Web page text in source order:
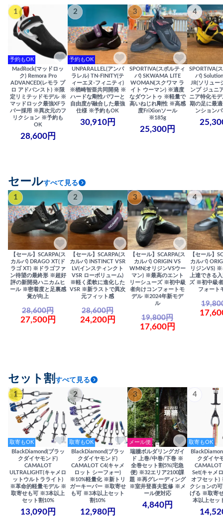
1
予約もOK
MadRock(マッドロッ
ク) Remora Pro
ADVANCED(レモラ プ
ロ アドバンスト) ※限
定リミテッドモデル ※
マッドロック最強XFラ
バー採用 ※異次元のフ
リクション ※予約も
OK
28,600円
2
予約もOK
UNPARALLEL(アンパ
ラレル) TN-FINITY(テ
ィーエヌ-フィニティ)
※楢崎智亜共同開発 ※
ハードな剛性パワーと
自由度が融合した最強
仕様 ※予約もOK
30,910円
3
SPORTIVA(スポルティ
バ) SKWAMA LITE
WOMAN(スクワマ ラ
イト ウーマン) ※適度
なダウントゥ ※軽量で
高いねじれ剛性 ※高感
度FriXionソール
※185g
25,300円
4
SPORTIVA(
バ)
JR(ソリュー
ンプ ジュニ
ニア特化モ
期の足に最
ンション
セールすべて見る
1
【セール】SCARPA(ス
カルパ) DRAGO XT(ド
ラゴ XT) ※ドラゴファ
ン待望の最終形 ※超好
評の新開発ハニカムヒ
ール ※密着度と足裏感
覚が向上
28,600円
27,500円
2
【セール】SCARPA(ス
カルパ) INSTINCT VSR
LV(インスティンクト
VSR ローボリューム)
※軽く柔軟に進化した
VSR ※新ラストで異次
元フィット感
28,600円
24,200円
3
【セール】SCARPA(ス
カルパ) ORIGIN VS
WMN(オリジンVSウー
マン) ※最高のエント
リーシューズ ※初中級
者向けコンフォートモ
デル ※2024年新モデ
ル
19,800円
17,600円
4
【セール】
カルパ)
リジンVS) ※
上達できる
ズ ※初中級
フォート
セット割 すべて見る
1
取寄もOK
BlackDiamond(ブラッ
クダイヤモンド)
CAMALOT
ULTRALIGHT(キャメロ
ットウルトラライト)
※革命的軽量モデル ※
取寄せも可 ※3本以上
セット割10%
13,090円
2
取寄もOK
BlackDiamond(ブラッ
クダイヤモンド)
CAMALOT C4(キャメ
ロット シーフォー)
※10%軽量化 ※新トリ
ガーキーパー ※取寄せ
も可 ※3本以上セット
割10%
12,980円
3
メール便
瑞牆ボルダリングガイ
ド 上巻/中巻/下巻 ※
全巻セット割5%(宅急
便) ※32エリア2100課
題 ※再グレーディング
※室井登喜夫監修 ※メ
ール便対応
4,840円
4
取寄もOK
クダイヤ
Set(キャメ
オフセット)
クションの
げる ※取寄
本以上セッ